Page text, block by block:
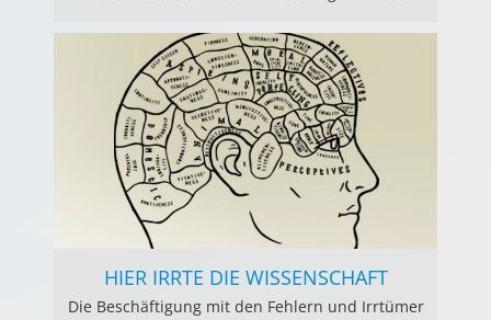
HIER IRRTE DIE WISSENSCHAFT
Die Beschäftigung mit den Fehlern und Irrtümer